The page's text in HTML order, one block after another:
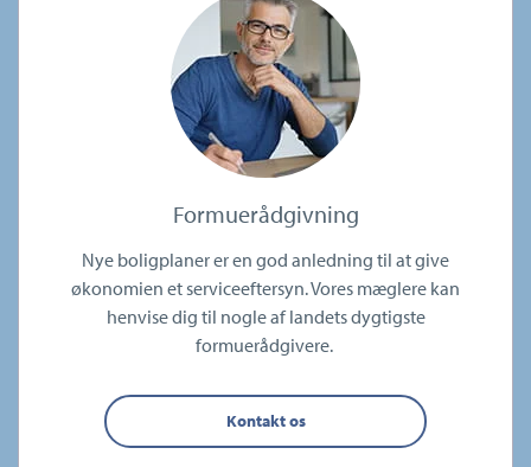
Formuerådgivning
Nye boligplaner er en god anledning til at give
økonomien et serviceeftersyn. Vores mæglere kan
henvise dig til nogle af landets dygtigste
formuerådgivere.
Kontakt os